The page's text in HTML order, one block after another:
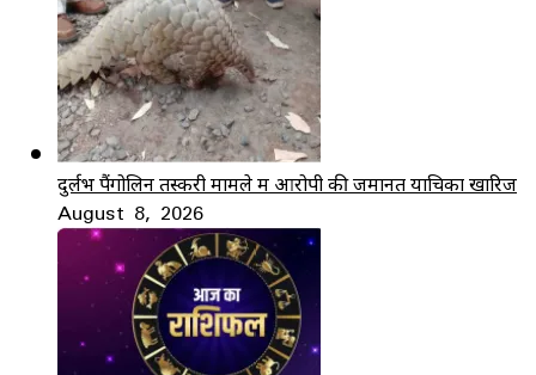
दुर्लभ पैंगोलिन तस्करी मामले में आरोपी की जमानत याचिका खारिज
August 8, 2026